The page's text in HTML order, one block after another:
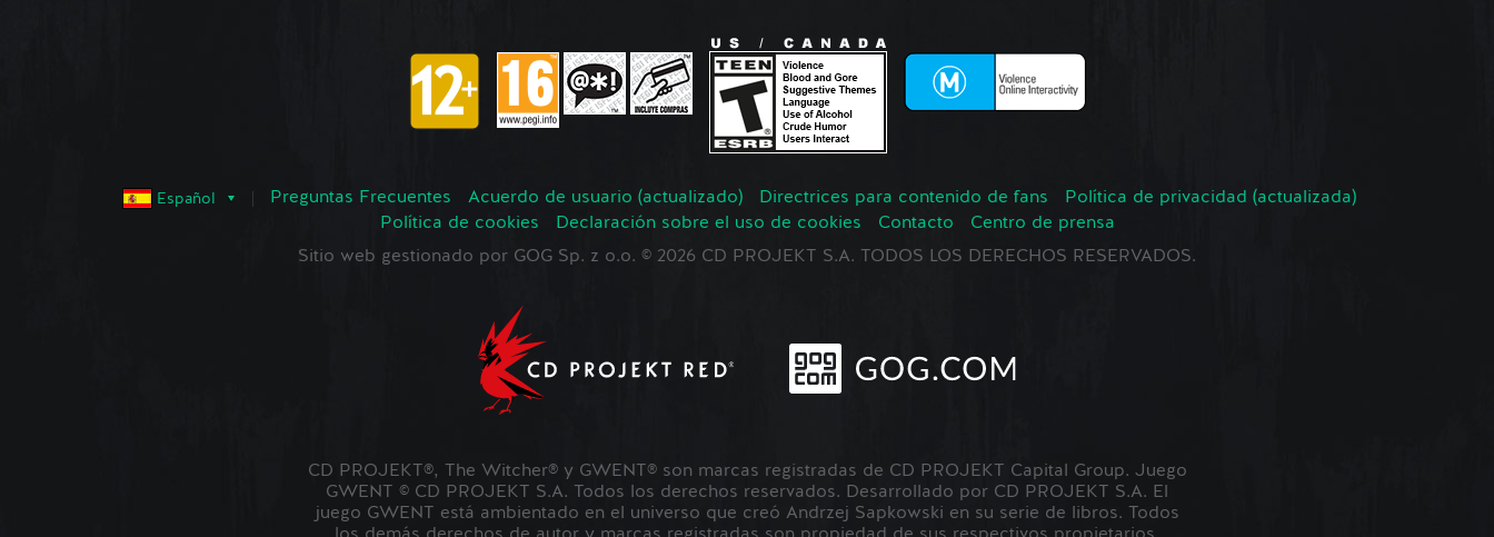
Español Preguntas Frecuentes Acuerdo de usuario (actualizado) Directrices para contenido de fans
Política de privacidad (actualizada)
Política de cookies
Declaración sobre el uso de cookies Contacto
Centro de prensa
Sitio web gestionado por GOG Sp. z o.o. © 2026 CD PROJEKT S.A. TODOS LOS DERECHOS RESERVADOS.
CD PROJEKT®, The Witcher® y GWENT® son marcas registradas de CD PROJEKT Capital Group. Juego
GWENT © CD PROJEKT S.A. Todos los derechos reservados. Desarrollado por CD PROJEKT S.A. El
juego GWENT está ambientado en el universo que creó Andrzej Sapkowski en su serie de libros. Todos